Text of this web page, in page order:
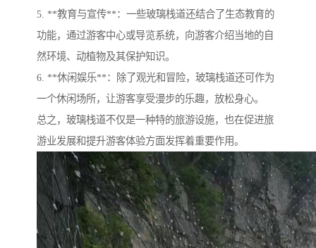
5. **教育与宣传**：一些玻璃栈道还结合了生态教育的
功能，通过游客中心或导览系统，向游客介绍当地的自
然环境、动植物及其保护知识。
6. **休闲娱乐**：除了观光和冒险，玻璃栈道还可作为
一个休闲场所，让游客享受漫步的乐趣，放松身心。
总之，玻璃栈道不仅是一种特的旅游设施，也在促进旅
游业发展和提升游客体验方面发挥着重要作用。